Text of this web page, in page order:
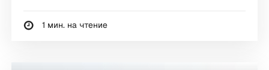
1 мин. на чтение